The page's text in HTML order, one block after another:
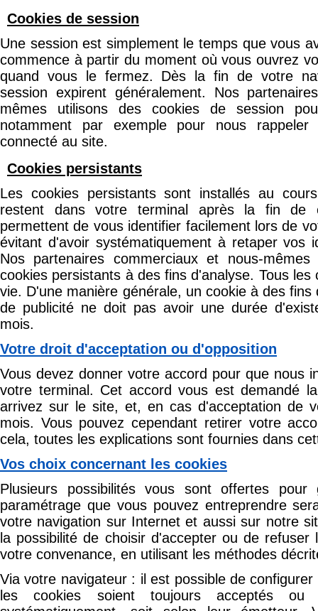
Cookies de session
Une session est simplement le temps que vous
commence à partir du moment où vous ouvrez
quand vous le fermez. Dès la fin de votre
session expirent généralement. Nos
mêmes utilisons des cookies de session
notamment par exemple pour nous
connecté au site.
Cookies persistants
Les cookies persistants sont installés au
restent dans votre terminal après la fin de
permettent de vous identifier facilement lors de
évitant d'avoir systématiquement à retaper vos
Nos partenaires commerciaux et nous-
cookies persistants à des fins d'analyse. Tous
vie. D'une manière générale, un cookie à des
de publicité ne doit pas avoir une durée
mois.
Votre droit d'acceptation ou d'opposition
Vous devez donner votre accord pour que nous
votre terminal. Cet accord vous est demandé
arrivez sur le site, et, en cas d'acceptation de
mois. Vous pouvez cependant retirer votre
cela, toutes les explications sont fournies dans
Vos choix concernant les cookies
Plusieurs possibilités vous sont offertes
paramétrage que vous pouvez entreprendre
votre navigation sur Internet et aussi sur notre
la possibilité de choisir d'accepter ou de refuser
votre convenance, en utilisant les méthodes
Via votre navigateur : il est possible de
les cookies soient toujours acceptés ou